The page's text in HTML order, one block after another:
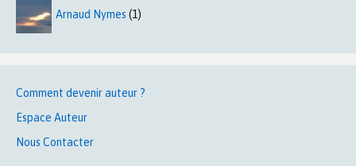
Arnaud Nymes (1)
Comment devenir auteur ?
Espace Auteur
Nous Contacter